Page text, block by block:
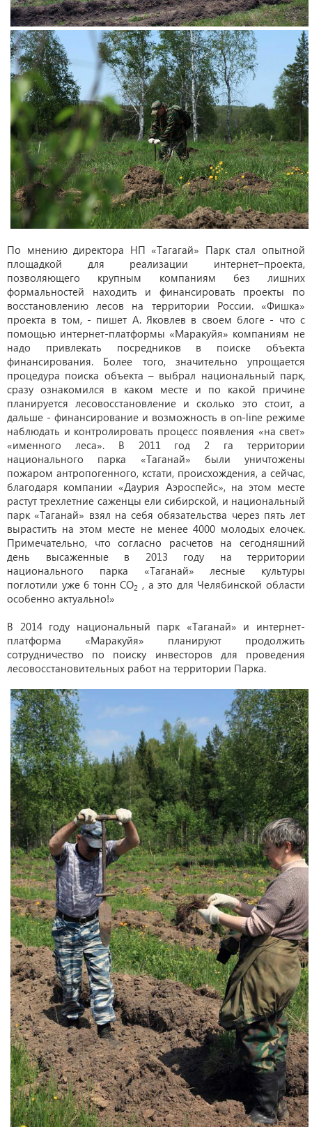
По мнению директора НП «Тагагай» Парк стал опытной
площадкой для реализации интернет–проекта,
позволяющего крупным компаниям без лишних
формальностей находить и финансировать проекты по
восстановлению лесов на территории России. «Фишка»
проекта в том, - пишет А. Яковлев в своем блоге - что с
помощью интернет-платформы «Маракуйя» компаниям не
надо привлекать посредников в поиске объекта
финансирования. Более того, значительно упрощается
процедура поиска объекта – выбрал национальный парк,
сразу ознакомился в каком месте и по какой причине
планируется лесовосстановление и сколько это стоит, а
дальше - финансирование и возможность в on-line режиме
наблюдать и контролировать процесс появления «на свет»
«именного леса». В 2011 год 2 га территории
национального парка «Таганай» были уничтожены
пожаром антропогенного, кстати, происхождения, а сейчас,
благодаря компании «Даурия Аэроспейс», на этом месте
растут трехлетние саженцы ели сибирской, и национальный
парк «Таганай» взял на себя обязательства через пять лет
вырастить на этом месте не менее 4000 молодых елочек.
Примечательно, что согласно расчетов на сегодняшний
день высаженные в 2013 году на территории
национального парка «Таганай» лесные культуры
поглотили уже 6 тонн СО2 , а это для Челябинской области
особенно актуально!»
В 2014 году национальный парк «Таганай» и интернет-
платформа «Маракуйя» планируют продолжить
сотрудничество по поиску инвесторов для проведения
лесовосстановительных работ на территории Парка.